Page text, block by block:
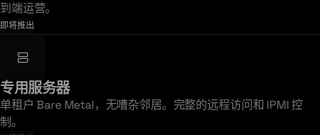
到端运营。
即将推出
专用服务器
单租户 Bare Metal，无嘈杂邻居。完整的远程访问和 IPMI 控
制。